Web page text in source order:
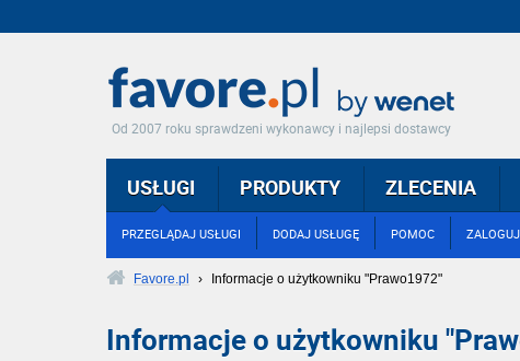
Od 2007 roku sprawdzeni wykonawcy i najlepsi dostawcy
USŁUGI
PRZEGLĄDAJ USŁUGI DODAJ USŁUGĘ POMOC
PRODUKTY ZLECENIA
Favore.pl › Informacje o użytkowniku "Prawo1972"
Informacje o użytkowniku